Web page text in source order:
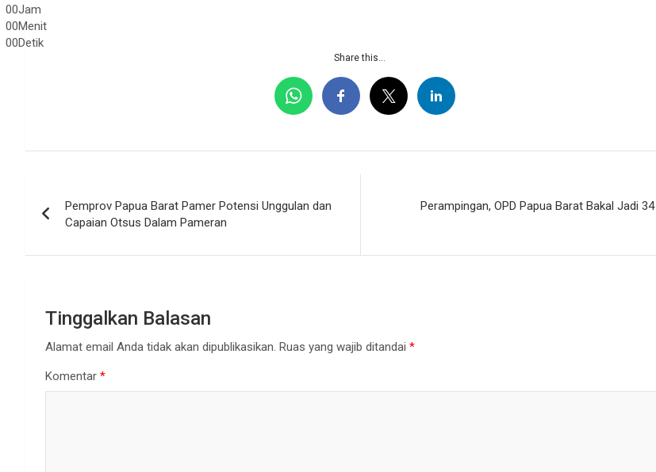
00Jam
00Menit
00Detik
Share this...
pos
Pemprov Papua Barat Pamer Potensi Unggulan dan
Capaian Otsus Dalam Pameran
Perampingan, OPD Papua Barat Bakal Jadi 34
Tinggalkan Balasan
Alamat email Anda tidak akan dipublikasikan. Ruas yang wajib ditandai *
Komentar *